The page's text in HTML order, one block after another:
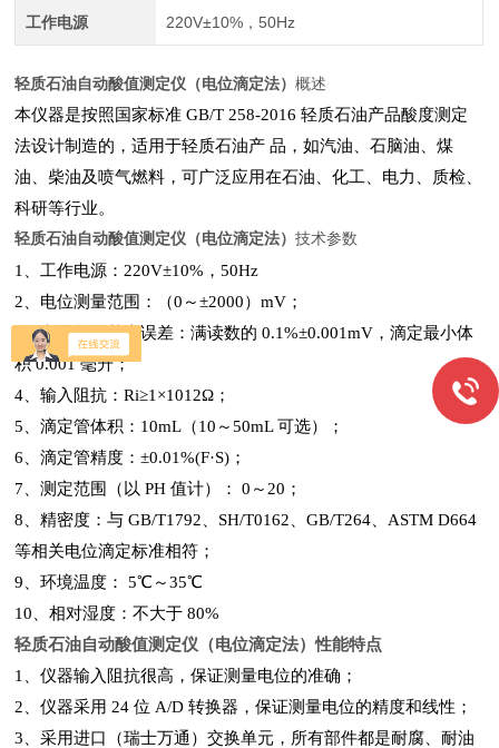
工作电源
220V±10%，50Hz
轻质石油自动酸值测定仪（电位滴定法）概述
本仪器是按照国家标准 GB/T 258-2016 轻质石油产品酸度测定
法设计制造的，适用于轻质石油产品，如汽油、石脑油、煤
油、柴油及喷气燃料，可广泛应用在石油、化工、电力、质检、
科研等行业。
轻质石油自动酸值测定仪（电位滴定法）技术参数
1、工作电源：220V±10%，50Hz
2、电位测量范围：（0～±2000）mV；
3、电子单元基本误差：满读数的 0.1%±0.001mV，滴定最小体
积 0.001 毫升；
4、输入阻抗：Ri≥1×1012Ω；
5、滴定管体积：10mL（10～50mL 可选）；
6、滴定管精度：±0.01%(F·S)；
7、测定范围（以 PH 值计）： 0～20；
8、精密度：与 GB/T1792、SH/T0162、GB/T264、ASTM D664
等相关电位滴定标准相符；
9、环境温度： 5℃～35℃
10、相对湿度：不大于 80%
轻质石油自动酸值测定仪（电位滴定法）性能特点
1
、仪器输入阻抗很高，保证测量电位的准确；
2 、仪器采用 24位 A/D转换器，保证测量电位的精度和线性；
3 、采用进口（瑞士万通）交换单元，所有部件都是耐腐、耐油